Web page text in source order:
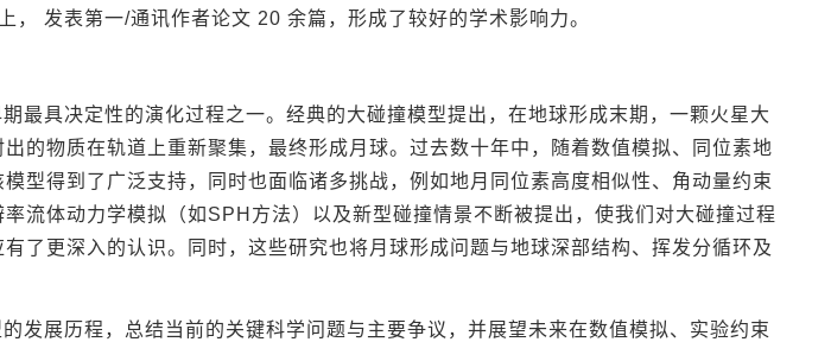
发表第一/通讯作者论文 20 余篇，形成了较好的学术影响力。
最具决定性的演化过程之一。经典的大碰撞模型提出，在地球形成末期，一颗火星大
的物质在轨道上重新聚集，最终形成月球。过去数十年中，随着数值模拟、同位素地
型得到了广泛支持，同时也面临诸多挑战，例如地月同位素高度相似性、角动量约束
流体动力学模拟（如SPH方法）以及新型碰撞情景不断被提出，使我们对大碰撞过程
了更深入的认识。同时，这些研究也将月球形成问题与地球深部结构、挥发分循环及
发展历程，总结当前的关键科学问题与主要争议，并展望未来在数值模拟、实验约束